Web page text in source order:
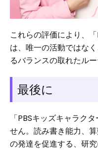
これらの評価により、
は、唯一の活動ではな
るバランスの取れたル
最後に
「PBSキッズキャラク
せん。読み書き能力、
の発達を促進する、研